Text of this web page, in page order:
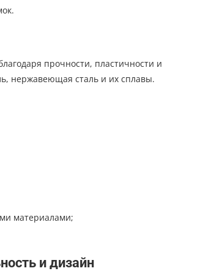
прочности, пластичности и
нержавеющая сталь и их сплавы.
материалами;
и дизайн